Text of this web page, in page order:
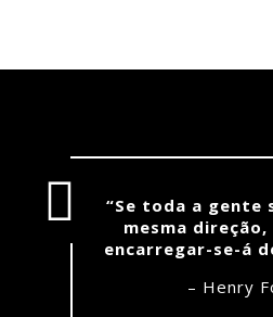
“Se toda a gente
mesma direção,
encarregar-se-á
– Henry